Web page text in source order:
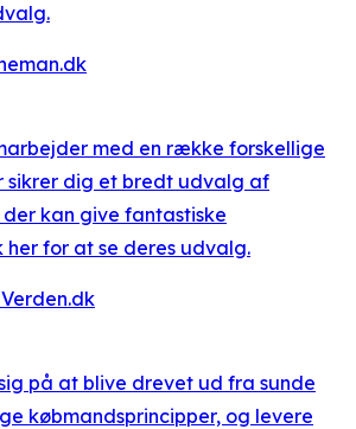
med en række forskellige
sikrer dig et bredt udvalg af
kan give fantastiske
her for at se deres udvalg.
på at blive drevet ud fra sunde
købmandsprincipper, og levere